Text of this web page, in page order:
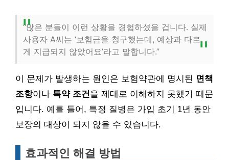
“많은 분들이 이런 상황을 경험하셨을 겁니다. 실제
사용자 A씨는 ‘보험금을 청구했는데, 예상과 다르
게 지급되지 않았어요’라고 말합니다.”
이 문제가 발생하는 원인은 보험약관에 명시된 면책
조항이나 특약 조건을 제대로 이해하지 못했기 때문
입니다. 예를 들어, 특정 질병은 가입 초기 1년 동안
보장의 대상이 되지 않을 수 있습니다.
효과적인 해결 방법